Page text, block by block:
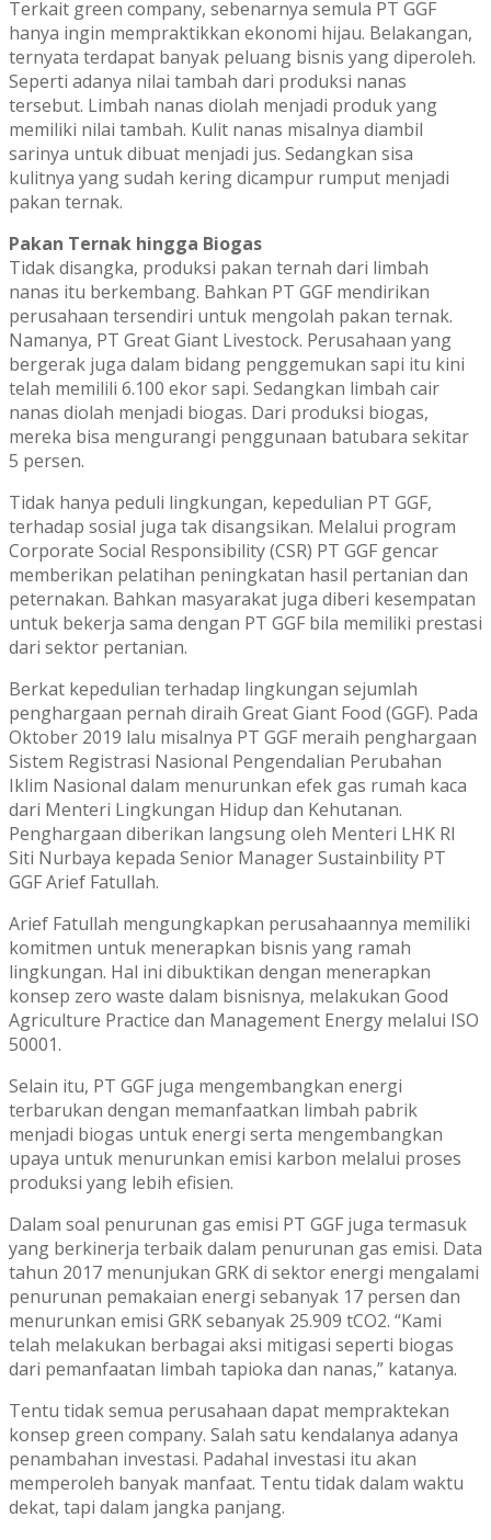
Terkait green company, sebenarnya semula PT GGF
hanya ingin mempraktikkan ekonomi hijau. Belakangan,
ternyata terdapat banyak peluang bisnis yang diperoleh.
Seperti adanya nilai tambah dari produksi nanas
tersebut. Limbah nanas diolah menjadi produk yang
memiliki nilai tambah. Kulit nanas misalnya diambil
sarinya untuk dibuat menjadi jus. Sedangkan sisa
kulitnya yang sudah kering dicampur rumput menjadi
pakan ternak.
Pakan Ternak hingga Biogas
Tidak disangka, produksi pakan ternah dari limbah
nanas itu berkembang. Bahkan PT GGF mendirikan
perusahaan tersendiri untuk mengolah pakan ternak.
Namanya, PT Great Giant Livestock. Perusahaan yang
bergerak juga dalam bidang penggemukan sapi itu kini
telah memilili 6.100 ekor sapi. Sedangkan limbah cair
nanas diolah menjadi biogas. Dari produksi biogas,
mereka bisa mengurangi penggunaan batubara sekitar
5 persen.
Tidak hanya peduli lingkungan, kepedulian PT GGF,
terhadap sosial juga tak disangsikan. Melalui program
Corporate Social Responsibility (CSR) PT GGF gencar
memberikan pelatihan peningkatan hasil pertanian dan
peternakan. Bahkan masyarakat juga diberi kesempatan
untuk bekerja sama dengan PT GGF bila memiliki prestasi
dari sektor pertanian.
Berkat kepedulian terhadap lingkungan sejumlah
penghargaan pernah diraih Great Giant Food (GGF). Pada
Oktober 2019 lalu misalnya PT GGF meraih penghargaan
Sistem Registrasi Nasional Pengendalian Perubahan
Iklim Nasional dalam menurunkan efek gas rumah kaca
dari Menteri Lingkungan Hidup dan Kehutanan.
Penghargaan diberikan langsung oleh Menteri LHK RI
Siti Nurbaya kepada Senior Manager Sustainbility PT
GGF Arief Fatullah.
Arief Fatullah mengungkapkan perusahaannya memiliki
komitmen untuk menerapkan bisnis yang ramah
lingkungan. Hal ini dibuktikan dengan menerapkan
konsep zero waste dalam bisnisnya, melakukan Good
Agriculture Practice dan Management Energy melalui ISO
50001.
Selain itu, PT GGF juga mengembangkan energi
terbarukan dengan memanfaatkan limbah pabrik
menjadi biogas untuk energi serta mengembangkan
upaya untuk menurunkan emisi karbon melalui proses
produksi yang lebih efisien.
Dalam soal penurunan gas emisi PT GGF juga termasuk
yang berkinerja terbaik dalam penurunan gas emisi. Data
tahun 2017 menunjukan GRK di sektor energi mengalami
penurunan pemakaian energi sebanyak 17 persen dan
menurunkan emisi GRK sebanyak 25.909 tCO2. “Kami
telah melakukan berbagai aksi mitigasi seperti biogas
dari pemanfaatan limbah tapioka dan nanas,” katanya.
Tentu tidak semua perusahaan dapat mempraktekan
konsep green company. Salah satu kendalanya adanya
penambahan investasi. Padahal investasi itu akan
memperoleh banyak manfaat. Tentu tidak dalam waktu
dekat, tapi dalam jangka panjang.